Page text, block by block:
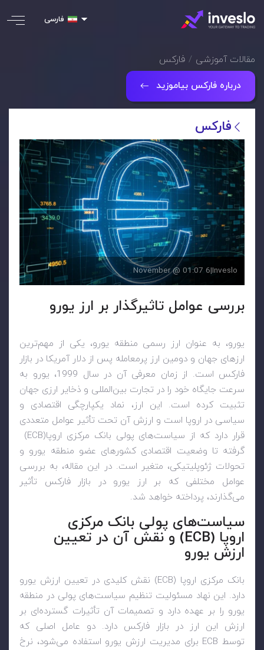
فارسی
مقالات آموزشی فارکس
درباره فارکس بیاموزید
فارکس
Inveslo
|
6 November @ 01:07
بررسی عوامل تاثیرگذار بر ارز یورو
یورو، به عنوان ارز رسمی منطقه یورو، یکی از مهم‌ترین
ارزهای جهان و دومین ارز پرمعامله پس از دلار آمریکا در بازار
فارکس است. از زمان معرفی آن در سال 1999، یورو به
سرعت جایگاه خود را در تجارت بین‌المللی و ذخایر ارزی جهان
تثبیت کرده است. این ارز، نماد یکپارچگی اقتصادی و
سیاسی در اروپا است و ارزش آن تحت تأثیر عوامل متعددی
قرار دارد که از سیاست‌های پولی بانک مرکزی اروپا(ECB)
گرفته تا وضعیت اقتصادی کشورهای عضو منطقه یورو و
تحولات ژئوپلیتیکی، متغیر است. در این مقاله، به بررسی
عوامل مختلفی که بر ارز یورو در بازار فارکس تأثیر
می‌گذارند، پرداخته خواهد شد.
سیاست‌های پولی بانک مرکزی
اروپا (ECB) و نقش آن در تعیین
ارزش یورو
بانک مرکزی اروپا (ECB) نقش کلیدی در تعیین ارزش یورو
دارد. این نهاد مسئولیت تنظیم سیاست‌های پولی در منطقه
یورو را بر عهده دارد و تصمیمات آن تأثیرات گسترده‌ای بر
ارزش این ارز در بازار فارکس دارد. دو عامل اصلی که
توسط ECB برای مدیریت ارزش یورو استفاده می‌شود، نرخ